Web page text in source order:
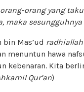
orang-orang yang
maka
bin Mas’ud
menuntun hawa
kebenaran. Kita
Qur’an)